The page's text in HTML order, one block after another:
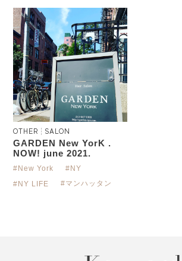
OTHER SALON
GARDEN New YorK .
NOW! june 2021.
#New York
#NY
#NY LIFE
#マンハッタン